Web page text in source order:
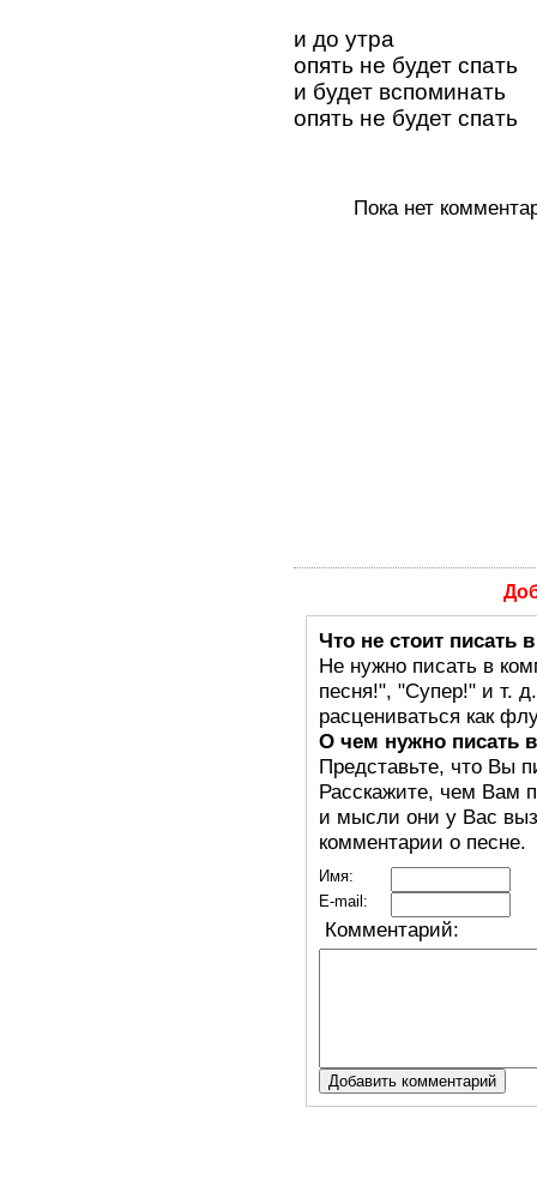
и до утра
опять не будет спать
и будет вспоминать
опять не будет спать
Пока нет
Что не стоит писать
Не нужно писать в
песня!", "Супер!" и т.
расцениваться как
О чем нужно писать
Представьте, что Вы
Расскажите, чем Вам
и мысли они у Вас
комментарии о песне.
Имя:
E-mail:
Комментарий: